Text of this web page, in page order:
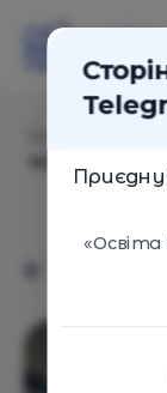
арифметики
«Освіта